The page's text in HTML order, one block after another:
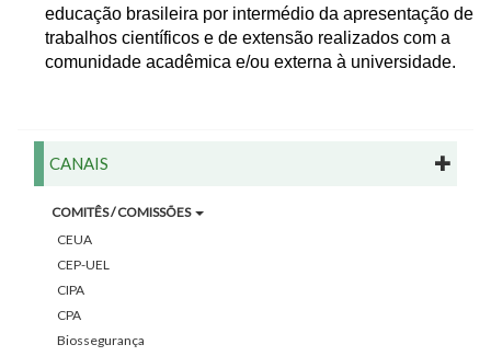
educação brasileira por intermédio da apresentação de
trabalhos científicos e de extensão realizados com a
comunidade acadêmica e/ou externa à universidade.
CANAIS
COMITÊS / COMISSÕES
CEUA
CEP-UEL
CIPA
CPA
Biossegurança